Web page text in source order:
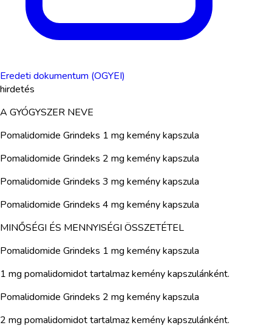
Eredeti dokumentum (OGYEI)
hirdetés
A GYÓGYSZER NEVE
Pomalidomide Grindeks 1 mg kemény kapszula
Pomalidomide Grindeks 2 mg kemény kapszula
Pomalidomide Grindeks 3 mg kemény kapszula
Pomalidomide Grindeks 4 mg kemény kapszula
MINŐSÉGI ÉS MENNYISÉGI ÖSSZETÉTEL
Pomalidomide Grindeks 1 mg kemény kapszula
1 mg pomalidomidot tartalmaz kemény kapszulánként.
Pomalidomide Grindeks 2 mg kemény kapszula
2 mg pomalidomidot tartalmaz kemény kapszulánként.